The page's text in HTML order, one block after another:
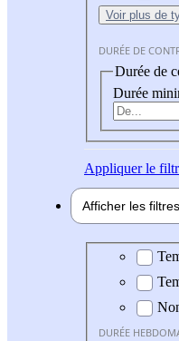
Voir plus de
DURÉE DE
Durée de
Durée
Appliquerle
Afficher les
Durée
DURÉE